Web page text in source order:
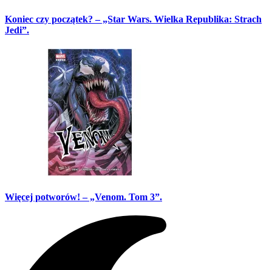
Koniec czy początek? – „Star Wars. Wielka Republika: Strach
Jedi”.
Więcej potworów! – „Venom. Tom 3”.